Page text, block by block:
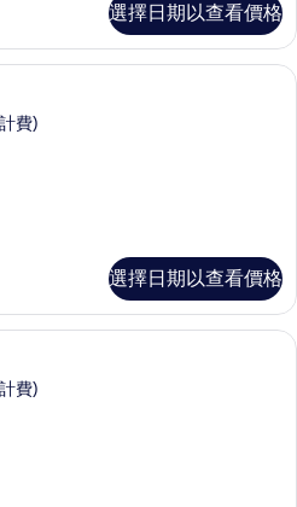
選擇日期以查看價格
羽絨被、迷你吧、客房內保險箱、隔音
費)
選擇日期以查看價格
羽絨被、迷你吧、客房內保險箱、隔音
費)